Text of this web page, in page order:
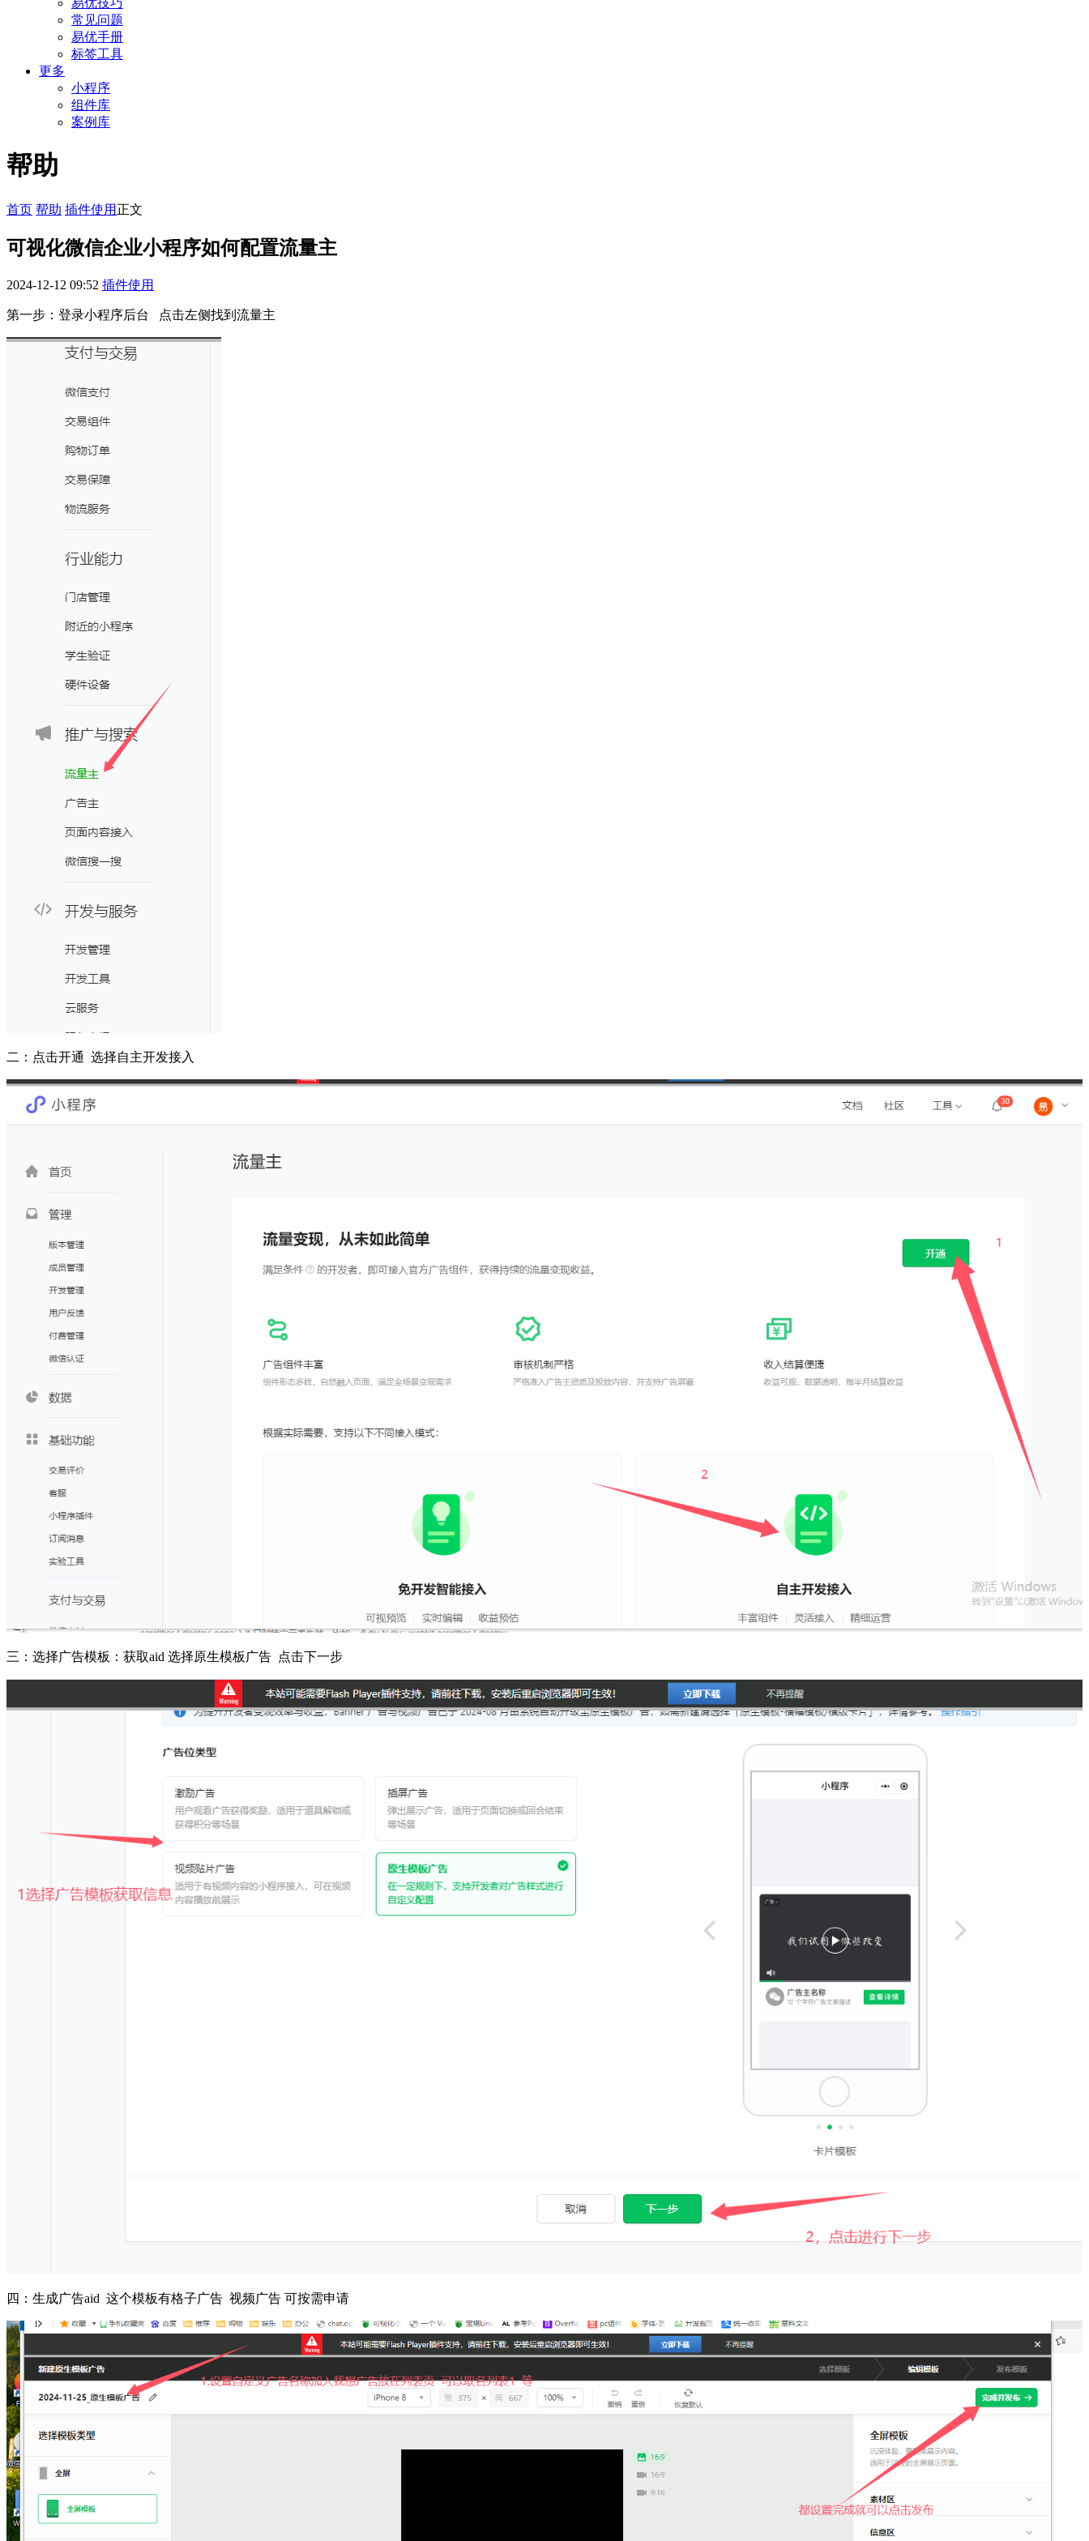
易优技巧
常见问题
易优手册
标签工具
更多
小程序
组件库
案例库
帮助
首页 帮助 插件使用 正文
可视化微信企业小程序如何配置流量主
2024-12-12 09:52 插件使用
第一步：登录小程序后台 点击左侧找到流量主
二：点击开通 选择自主开发接入
三：选择广告模板：获取aid 选择原生模板广告 点击下一步
四：生成广告aid 这个模板有格子广告 视频广告 可按需申请